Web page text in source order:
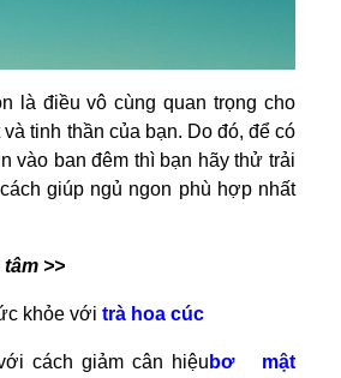
là điều vô cùng quan trọng cho
tinh thần của bạn. Do đó, để có
vào ban đêm thì bạn hãy thử trải
giúp ngủ ngon phù hợp nhất
>>
khỏe với trà hoa cúc
cách giảm cân hiệu bơ mật